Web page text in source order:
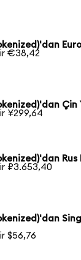
€38,42
Çin
¥299,64
Rus
₽3.653,40
$56,76